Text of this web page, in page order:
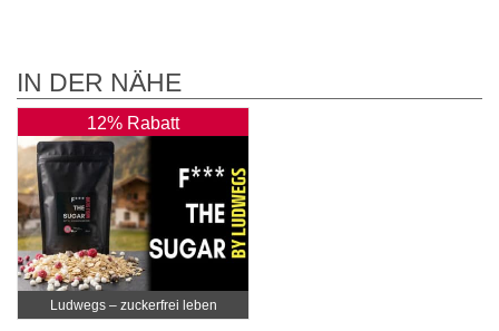
IN DER NÄHE
12% Rabatt
Ludwegs – zuckerfrei leben